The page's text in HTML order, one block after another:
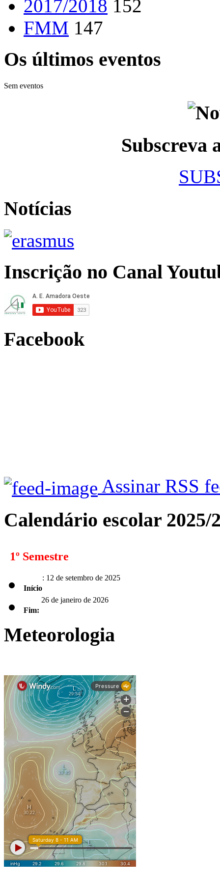
2017/2018 152
FMM 147
Os últimos eventos
Sem eventos
Subscreva
Notícias
Inscrição no Canal
Facebook
Assinar RSS
Calendário escolar 2025/
1º Semestre
Início: 12 de setembro de 2025
Fim: 26 de janeiro de 2026
2º Semestre
Fim:
5 de junhode 2026 para os alunos dos 9.º, 11.º e 12.º anos;
12 de junhode 2026 para os alunos dos 5.º, 6º, 7.º, 8.º e 10.º
30 de junhode 2026 – Pré-escolar e 1o ciclo;
CEF e Cursos Profissionais em conformidade com o
Interrupções
1ª: de 20 a 21 de novembro de 2025 >
2ª: de 22 de dezembro de 2025 a 2 de janeiro de 2026 >
Meteorologia